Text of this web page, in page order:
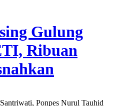
Gulung
Ribuan